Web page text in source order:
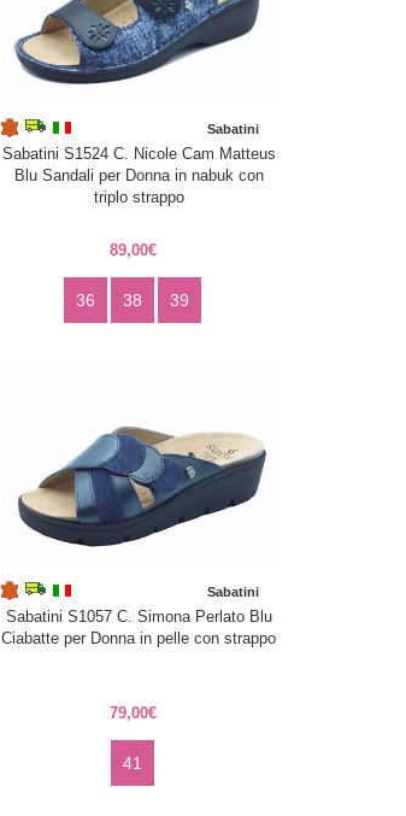
Sabatini
Sabatini S1524 C. Nicole Cam Matteus
Blu Sandali per Donna in nabuk con
triplo strappo
89,00€
36 38 39
Sabatini
Sabatini S1057 C. Simona Perlato Blu
Ciabatte per Donna in pelle con strappo
79,00€
41